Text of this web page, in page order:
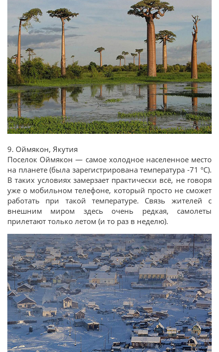
9. Оймякон, Якутия
Поселок Оймякон — самое холодное населенное место
на планете (была зарегистрирована температура -71 °С).
В таких условиях замерзает практически всё, не говоря
уже о мобильном телефоне, который просто не сможет
работать при такой температуре. Связь жителей с
внешним миром здесь очень редкая, самолеты
прилетают только летом (и то раз в неделю).